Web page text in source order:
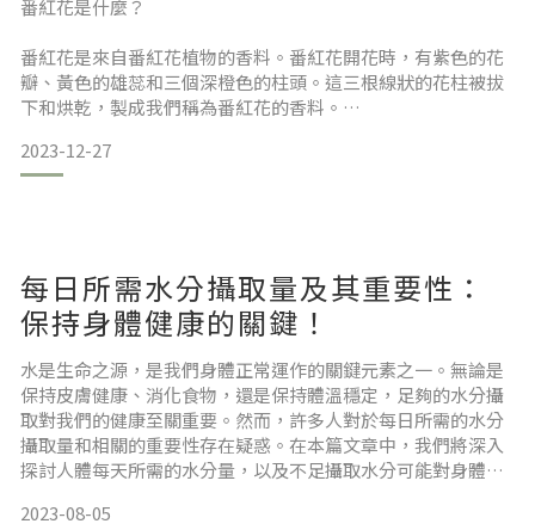
番紅花是什麼？
番紅花是來自番紅花植物的香料。番紅花開花時，有紫色的花
瓣、黃色的雄蕊和三個深橙色的柱頭。這三根線狀的花柱被拔
下和烘乾，製成我們稱為番紅花的香料。
為什麼這麼貴？
番紅花可能有助於優化情緒並抑制食慾
番紅花現已被視爲提升情緒的上佳天然方法之一。有大量的研
究顯示，將一些番紅花提取物用作天然情緒提升劑是安心
2023-12-27
每日所需水分攝取量及其重要性：
保持身體健康的關鍵！
水是生命之源，是我們身體正常運作的關鍵元素之一。無論是
保持皮膚健康、消化食物，還是保持體溫穩定，足夠的水分攝
取對我們的健康至關重要。然而，許多人對於每日所需的水分
攝取量和相關的重要性存在疑惑。在本篇文章中，我們將深入
探討人體每天所需的水分量，以及不足攝取水分可能對身體造
2023-08-05